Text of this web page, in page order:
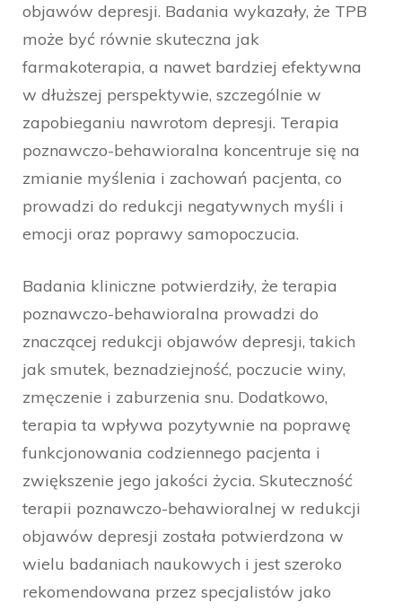
objawów depresji. Badania wykazały, że TPB
może być równie skuteczna jak
farmakoterapia, a nawet bardziej efektywna
w dłuższej perspektywie, szczególnie w
zapobieganiu nawrotom depresji. Terapia
poznawczo-behawioralna koncentruje się na
zmianie myślenia i zachowań pacjenta, co
prowadzi do redukcji negatywnych myśli i
emocji oraz poprawy samopoczucia.
Badania kliniczne potwierdziły, że terapia
poznawczo-behawioralna prowadzi do
znaczącej redukcji objawów depresji, takich
jak smutek, beznadziejność, poczucie winy,
zmęczenie i zaburzenia snu. Dodatkowo,
terapia ta wpływa pozytywnie na poprawę
funkcjonowania codziennego pacjenta i
zwiększenie jego jakości życia. Skuteczność
terapii poznawczo-behawioralnej w redukcji
objawów depresji została potwierdzona w
wielu badaniach naukowych i jest szeroko
rekomendowana przez specjalistów jako